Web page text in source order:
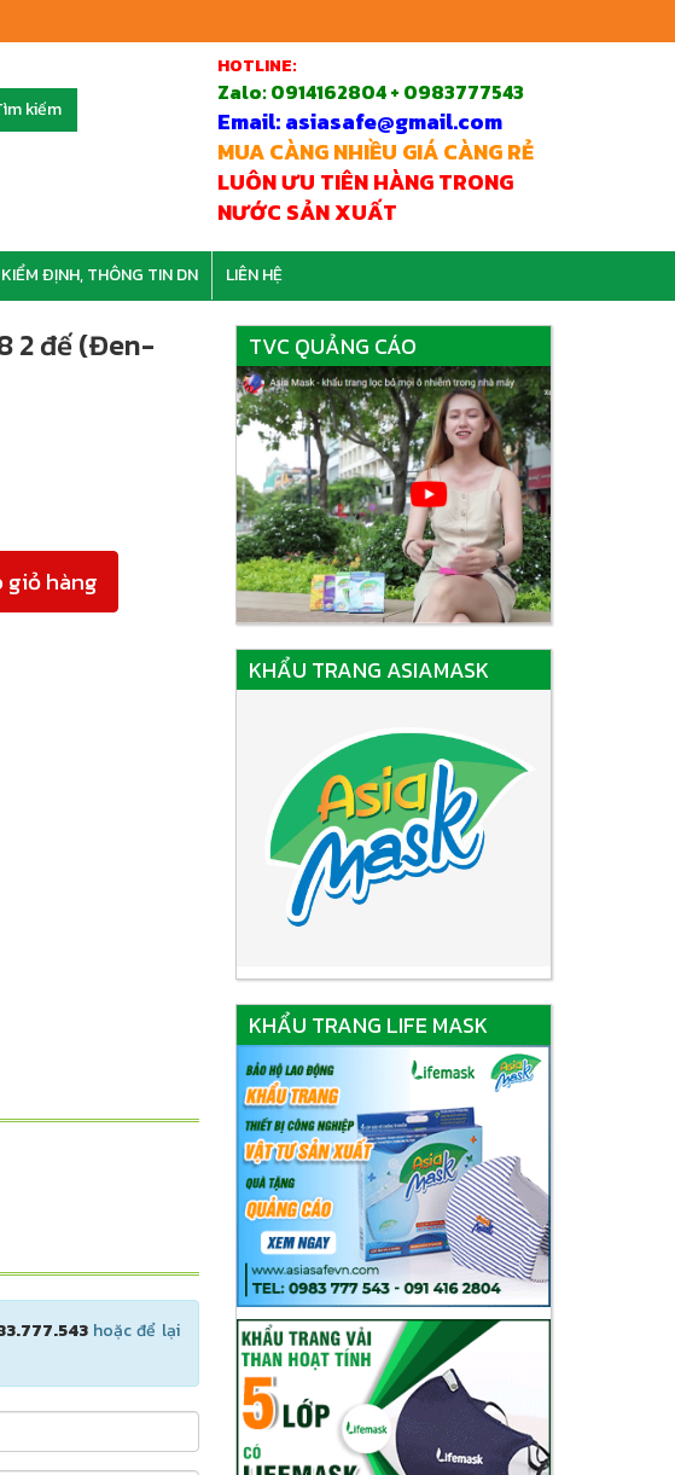
kiếm
HOTLINE:
Zalo:0914162804 + 0983777543
Email: asiasafe@gmail.com
MUA CÀNG NHIỀU GIÁ CÀNG RẺ
LUÔN ƯU TIÊN HÀNG TRONG
NƯỚC SẢN XUẤT
ĐỊNH, THÔNG TIN DN LIÊN HỆ
2 đế (Đen-
giỏ hàng
hoặc để lại
TVC QUẢNG CÁO
KHẨU TRANG ASIAMASK
KHẨU TRANG LIFE MASK